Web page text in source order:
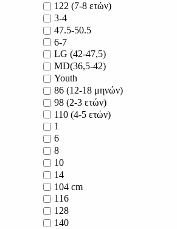
122 (7-8 ετών)
3-4
47.5-50.5
6-7
LG (42-47,5)
MD(36,5-42)
Youth
86 (12-18 μηνών)
98 (2-3 ετών)
110 (4-5 ετών)
1
6
8
10
14
104 cm
116
128
140